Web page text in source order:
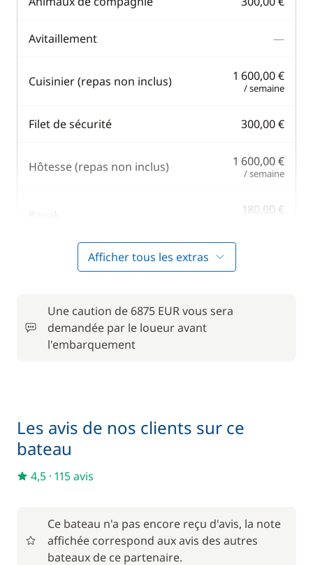
Avitaillement —
Cuisinier (repas non inclus) 1 600,00 €
/ semaine
Filet de sécurité 300,00 €
Hôtesse (repas non inclus) 1 600,00 €
/ semaine
Kayak 180,00 €
Rachat de Franchise
Afficher tous les extras
Une caution de 6875 EUR vous sera
demandée par le loueur avant
l'embarquement
Les avis de nos clients sur ce
bateau
4,5 · 115 avis
Ce bateau n'a pas encore reçu d'avis, la note
affichée correspond aux avis des autres
bateaux de ce partenaire.